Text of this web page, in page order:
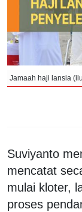
Jamaah haji lansia
Suviyanto
mencatat
mulai kloter,
proses